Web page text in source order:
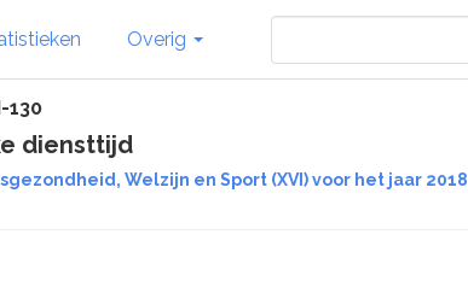
Overig
130
diensttijd
Welzijn en Sport (XVI) voor het jaar 2018